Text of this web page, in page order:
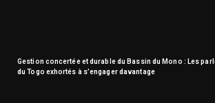
Gestion concertée et durable du Bassin du Mono : Les
du Togo exhortés à s’engager davantage